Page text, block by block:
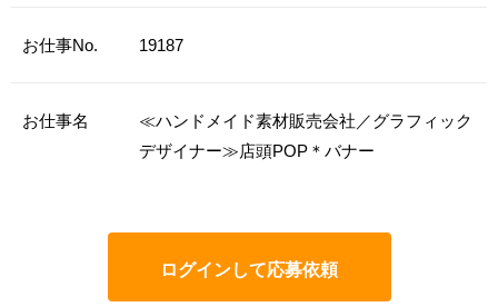
お仕事No. 19187
お仕事名
≪ハンドメイド素材販売会社／グラフィック
デザイナー≫店頭POP＊バナー
ログインして応募依頼